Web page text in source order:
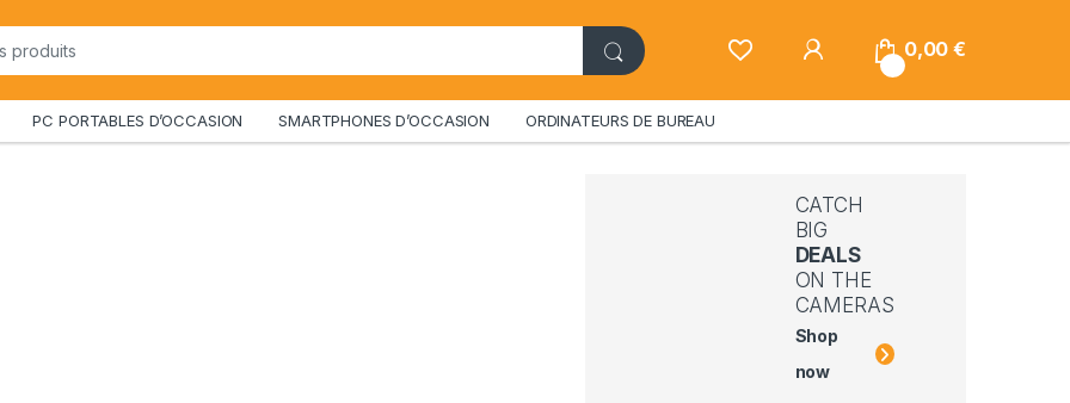
My Account
0,00€
PC PORTABLES D’OCCASION SMARTPHONES D’OCCASION ORDINATEURS DE BUREAU
CATCH
BIG
DEALS
ON THE
CAMERAS
Shop
now